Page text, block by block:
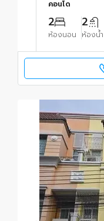
คอนโด
2
ห้องนอน
2
ห้องน้ำ